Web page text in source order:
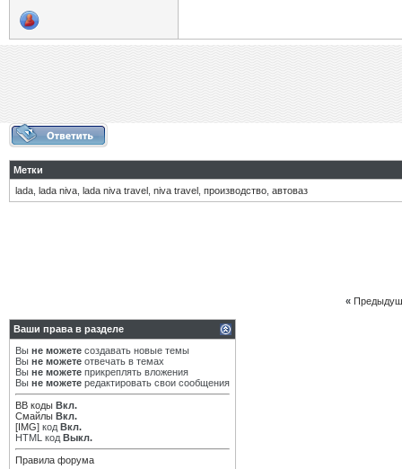
Метки
lada lada niva lada niva travel niva travel производство автоваз
«
Ваши права в разделе
Вы не можете создавать новые темы
Вы не можете отвечать в темах
Вы не можете прикреплять вложения
Вы не можете редактировать свои сообщения
BB коды Вкл.
Смайлы Вкл.
[IMG] код Вкл.
HTML код Выкл.
Правила форума